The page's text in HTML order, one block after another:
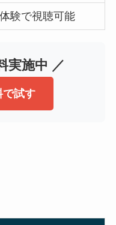
験で視聴可能
実施中 ／
で試す